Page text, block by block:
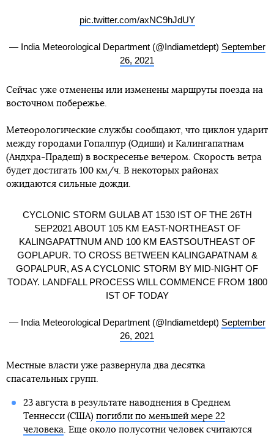
pic.twitter.com/axNC9hJdUY
— India Meteorological Department (@Indiametdept) September
26, 2021
Сейчас уже отменены или изменены маршруты поезда на
восточном побережье.
Метеорологические службы сообщают, что циклон ударит
между городами Гопалпур (Одиши) и Калингапатнам
(Андхра-Прадеш) в воскресенье вечером. Скорость ветра
будет достигать 100 км/ч. В некоторых районах
ожидаются сильные дожди.
CYCLONIC STORM GULAB AT 1530 IST OF THE 26TH
SEP2021 ABOUT 105 KM EAST-NORTHEAST OF
KALINGAPATTNUM AND 100 KM EASTSOUTHEAST OF
GOPLAPUR. TO CROSS BETWEEN KALINGAPATNAM &
GOPALPUR, AS A CYCLONIC STORM BY MID-NIGHT OF
TODAY. LANDFALL PROCESS WILL COMMENCE FROM 1800
IST OF TODAY
— India Meteorological Department (@Indiametdept) September
26, 2021
Местные власти уже развернула два десятка
спасательных групп.
23 августа в результате наводнения в Среднем
Теннесси (США) погибли по меньшей мере 22
человека. Еще около полусотни человек считаются